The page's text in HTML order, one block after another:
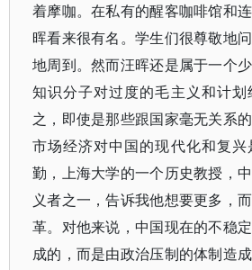
着摩咖。在私有的醒客咖啡馆和
晖看来很有名。学生们很尊敬地
地周到。然而汪晖还是属于一个
知识分子对过度的毛主义和计
之，即使是那些跟国家毫无关系
市场经济对中国的现代化和复
勤，上海大学的一个历史教授，
义者之一，告诉我他想要更多，
革。对他来说，中国现在的不稳
成的，而是由政治压制的体制造